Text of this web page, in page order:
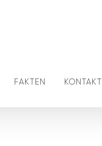
FAKTEN KONTAKT